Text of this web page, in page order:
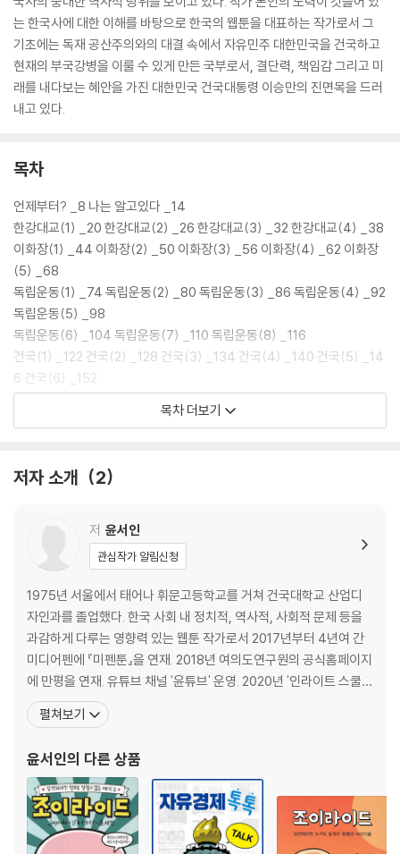
는 한국사에 대한 이해를 바탕으로 한국의 웹툰을 대표하는 작가로서 그
기초에는 독재 공산주의와의 대결 속에서 자유민주 대한민국을 건국하고
현재의 부국강병을 이룰 수 있게 만든 국부로서, 결단력, 책임감 그리고 미
래를 내다보는 혜안을 가진 대한민국 건국대통령 이승만의 진면목을 드러
내고 있다.
목차
언제부터? _8 나는 알고있다 _14
한강대교(1) _20 한강대교(2) _26 한강대교(3) _32 한강대교(4) _38
이화장(1) _44 이화장(2) _50 이화장(3) _56 이화장(4) _62 이화장
(5) _68
독립운동(1) _74 독립운동(2) _80 독립운동(3) _86 독립운동(4) _92
독립운동(5) _98
독립운동(6) _104 독립운동(7) _110 독립운동(8) _116
건국(1) _122 건국(2) _128 건국(3) _134 건국(4) _140 건국(5) _14
6 건국(6) _152
건국(7) _158
농지개혁(1) _164 농지개혁(2) _170 농지개혁(3) _176
이승만이 옳았다(4) _200
목차 더보기
저자 소개 2
저 윤서인
관심작가 알림신청
1975년 서울에서 태어나 휘문고등학교를 거쳐 건국대학교 산업디
자인과를 졸업했다. 한국 사회 내 정치적, 역사적, 사회적 문제 등을
과감하게 다루는 영향력 있는 웹툰 작가로서 2017년부터 4년여 간
미디어펜에 『미펜툰』을 연재. 2018년 여의도연구원의 공식홈페이지
에 만평을 연재. 유튜브 채널 '윤튜브' 운영. 2020년 '인라이트 스쿨'
설립을 주도했다. 2015년 자유경제원 젊은 자유인상을 수상한 바 있
다. [출판] 『앗! 바다가 나를 삼켰어요』 (삼성출판사. 2008), 『앗! 곤
(제니
펼쳐보기
윤서인의 다른 상품